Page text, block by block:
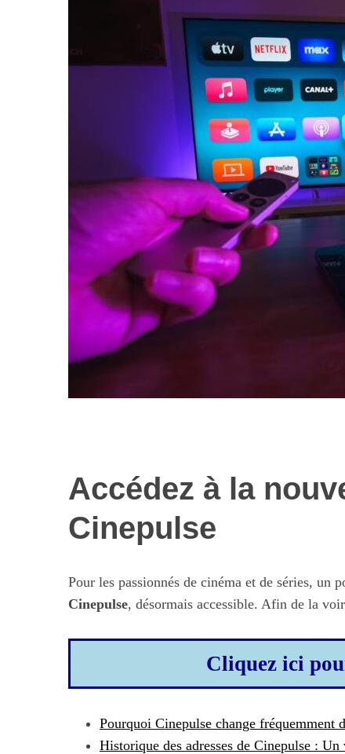
Accédez à la
Cinepulse
Pour les passionnés de cinéma et de séries, un
Cinepulse, désormais accessible. Afin de la
Cliquez ici
Pourquoi Cinepulse change fréquemment
Historique des adresses de Cinepulse :
Les